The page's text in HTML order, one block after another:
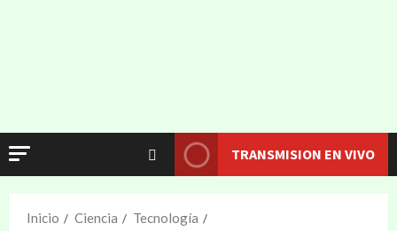
TRANSMISION EN VIVO
Inicio Ciencia
Tecnología